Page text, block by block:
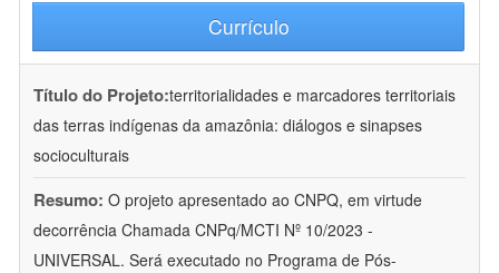
Currículo
Título do Projeto:territorialidades e marcadores territoriais
das terras indígenas da amazônia: diálogos e sinapses
socioculturais
Resumo: O projeto apresentado ao CNPQ, em virtude
decorrência Chamada CNPq/MCTI Nº 10/2023 -
UNIVERSAL. Será executado no Programa de Pós-